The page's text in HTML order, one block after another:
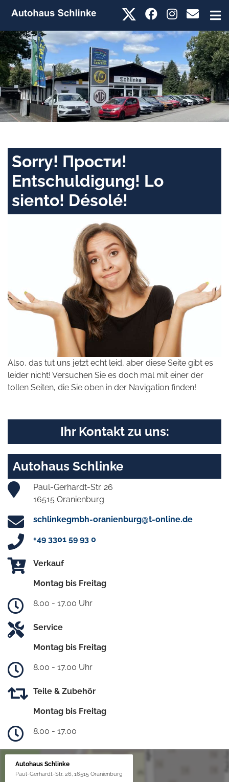
Sorry! Прости!
Entschuldigung! Lo
siento! Désolé!
Also, das tut uns jetzt echt leid, aber diese Seite gibt es
leider nicht! Versuchen Sie es doch mal mit einer der
tollen Seiten, die Sie oben in der Navigation finden!
Ihr Kontakt zu uns:
Autohaus Schlinke
Paul-Gerhardt-Str. 26
16515 Oranienburg
schlinkegmbh-oranienburg@t-online.de
+49 3301 59 93 0
Verkauf
Montag bis Freitag
8.00 - 17.00 Uhr
Service
Montag bis Freitag
8.00 - 17.00 Uhr
Teile & Zubehör
Montag bis Freitag
8.00 - 17.00
Autohaus Schlinke
Paul-Gerhardt-Str. 26, 16515 Oranienburg